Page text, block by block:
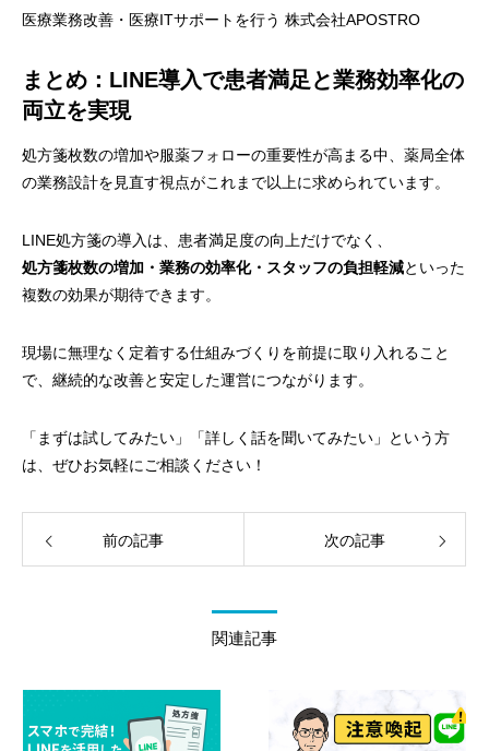
医療業務改善・医療ITサポートを行う 株式会社APOSTRO
まとめ：LINE導入で患者満足と業務効率化の
両立を実現
処方箋枚数の増加や服薬フォローの重要性が高まる中、薬局全体
の業務設計を見直す視点がこれまで以上に求められています。
LINE処方箋の導入は、患者満足度の向上だけでなく、
処方箋枚数の増加・業務の効率化・スタッフの負担軽減といった
複数の効果が期待できます。
現場に無理なく定着する仕組みづくりを前提に取り入れること
で、継続的な改善と安定した運営につながります。
「まずは試してみたい」「詳しく話を聞いてみたい」という方
は、ぜひお気軽にご相談ください！
前の記事 次の記事
関連記事